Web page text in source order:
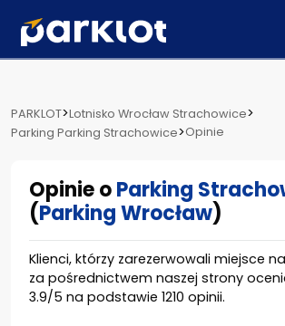
PARKLOT>Lotnisko Wrocław Strachowice>
Parking Parking Strachowice>Opinie
Opinie oParking
(Parking Wrocław)
Klienci, którzy zarezerwowali miejsce
za pośrednictwem naszej strony
3.9/5 na podstawie 1210 opinii.